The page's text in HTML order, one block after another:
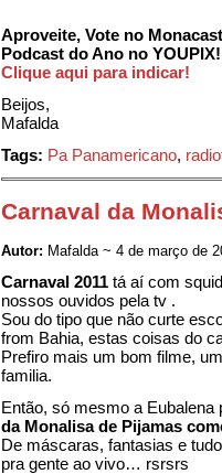
Aproveite, Vote no
Podcast do Ano no
Clique aqui para indicar!
Beijos,
Mafalda
Tags: Pa Panamericano,
Carnaval da
Autor: Mafalda ~ 4 de março de
Carnaval 2011 tá aí com
nossos ouvidos pela tv .
Sou do tipo que não curte
from Bahia, estas coisas do
Prefiro mais um bom filme,
familia.
Então, só mesmo a
da Monalisa de Pijamas
De máscaras, fantasias e
pra gente ao vivo… rsrsrs